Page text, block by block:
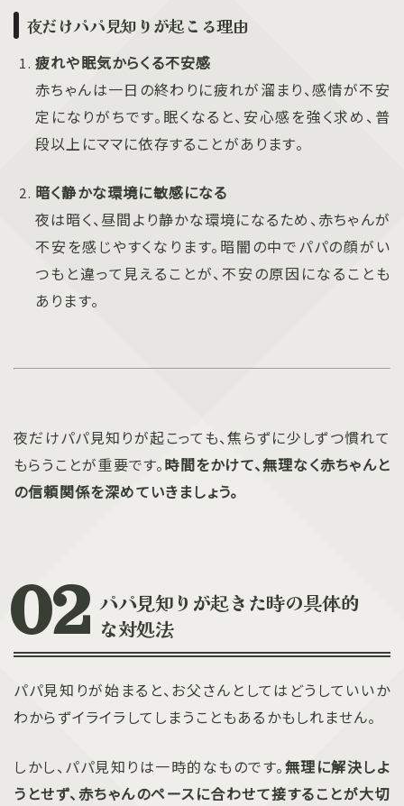
夜だけパパ見知りが起こる理由
疲れや眠気からくる不安感
赤ちゃんは一日の終わりに疲れが溜まり、感情が不安
定になりがちです。眠くなると、安心感を強く求め、普
段以上にママに依存することがあります。
暗く静かな環境に敏感になる
夜は暗く、昼間より静かな環境になるため、赤ちゃんが
不安を感じやすくなります。暗闇の中でパパの顔がい
つもと違って見えることが、不安の原因になることも
あります。
夜だけパパ見知りが起こっても、焦らずに少しずつ慣れて
もらうことが重要です。時間をかけて、無理なく赤ちゃんと
の信頼関係を深めていきましょう。
パパ見知りが起きた時の具体的
な対処法
パパ見知りが始まると、お父さんとしてはどうしていいか
わからずイライラしてしまうこともあるかもしれません。
しかし、パパ見知りは一時的なものです。無理に解決しよ
うとせず、赤ちゃんのペースに合わせて接することが大切